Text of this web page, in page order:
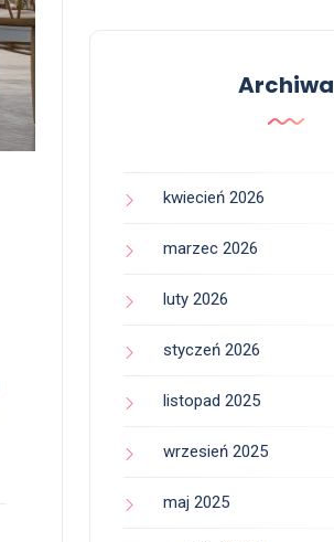
Archiwa
kwiecień 2026
marzec 2026
luty 2026
styczeń 2026
listopad 2025
wrzesień 2025
maj 2025